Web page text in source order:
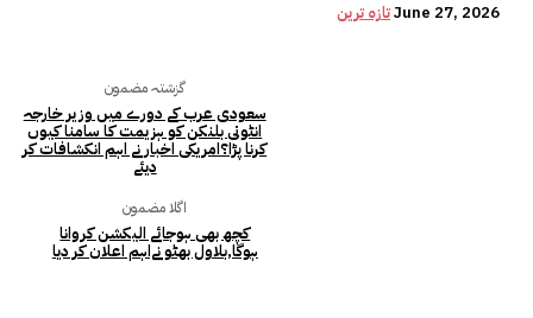
تازہ ترینJune 27, 2026
گزشتہ مضمون
سعودی عرب کے دورے میں وزیر خارجہ
انٹونی بلنکن کو ہزیمت کا سامنا کیوں
کرنا پڑا؟امریکی اخبار نے اہم انکشافات کر
دیئے
اگلا مضمون
کچھ بھی ہوجائے الیکشن کروانا
ہوگا,بلاول بھٹو نےاہم اعلان کر دیا